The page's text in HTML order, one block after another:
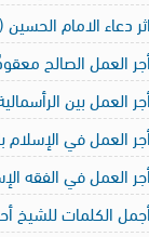
اثر دعاء الامام
العمل الصالح
العمل بين
العمل في الإسلام
العمل في الفقه
الكلمات للشيخ